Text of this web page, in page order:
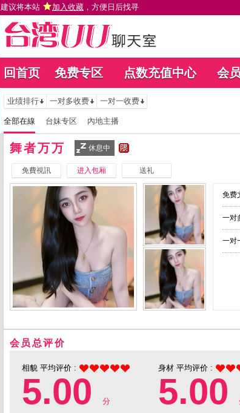
建议将本站 加入收藏 ，方便日后找寻
回首页 免费专区 点数充值中心 会
业绩排行 一对多收费 一对一收费
全部在線 台妹专区 內地主播
舞者万万 休息中
免費視訊 进入包厢 送礼
免费
一对
一对
会员总评价
相貌 平均评价 :
5.00 分
身材 平均评价 :
5.00